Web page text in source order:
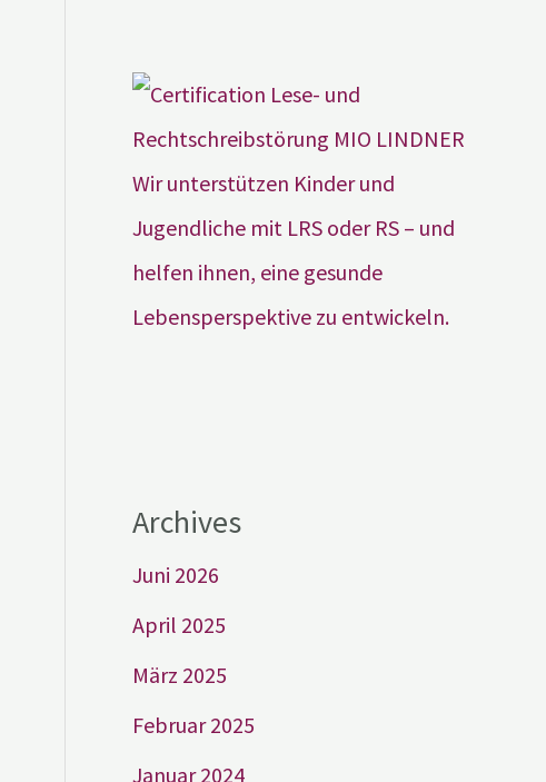
Wir unterstützen Kinder und
Jugendliche mit LRS oder RS – und
helfen ihnen, eine gesunde
Lebensperspektive zu entwickeln.
Archives
Juni 2026
April 2025
März 2025
Februar 2025
Januar 2024